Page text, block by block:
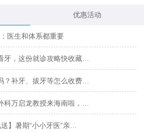
优惠活动
医生和体系都重要
牙，这份就诊攻略快收藏…
？补牙、拔牙等怎么收费…
科万启龙教授来海南啦，…
】暑期“小小牙医”亲…